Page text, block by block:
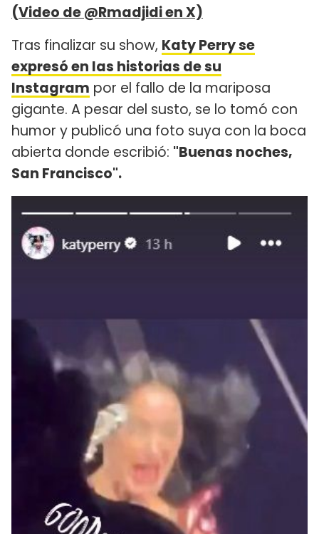
(Video de @Rmadjidi en X)
Tras finalizar su show, Katy Perry se
expresó en las historias de su
Instagram por el fallo de la mariposa
gigante. A pesar del susto, se lo tomó con
humor y publicó una foto suya con la boca
abierta donde escribió: "Buenas noches,
San Francisco".